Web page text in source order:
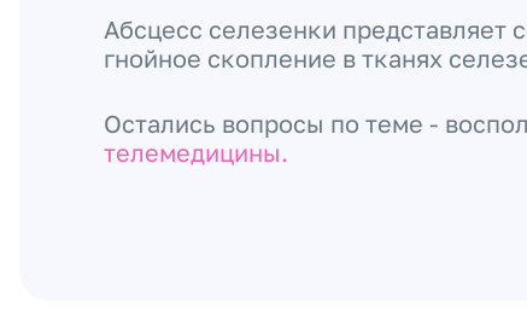
Абсцесс селезенки представляет
гнойное скопление в тканях
Остались вопросы по теме -
телемедицины.